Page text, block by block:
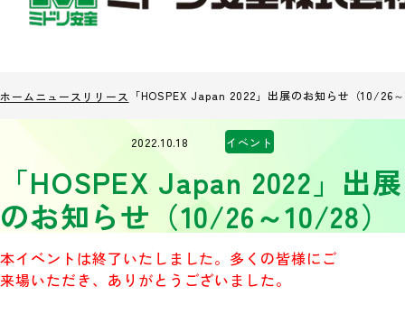
ホームニュースリリース 「HOSPEX Japan 2022」出展のお知らせ（10/26
2022.10.18 イベント
「HOSPEX Japan 2022」出展
のお知らせ（10/26～10/28）
本イベントは終了いたしました。多くの皆様にご
来場いただき、ありがとうございました。